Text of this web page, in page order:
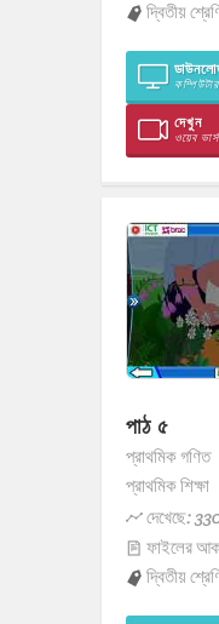
দ্বিতীয়
দেখুন
ওয়েব
পাঠ ৫
প্রাথমিক গণিত
প্রাথমিক শিক্ষা
দেখেছে:
ফাইলের
দ্বিতীয়